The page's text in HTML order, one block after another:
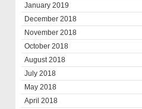
January 2019
December 2018
November 2018
October 2018
August 2018
July 2018
May 2018
April 2018